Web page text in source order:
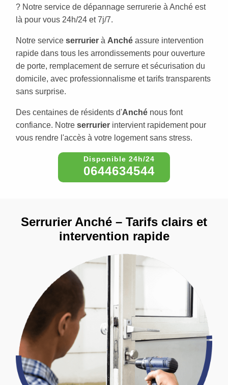
? Notre service de dépannage serrurerie à Anché est
là pour vous 24h/24 et 7j/7.
Notre service serrurier à Anché assure intervention
rapide dans tous les arrondissements pour ouverture
de porte, remplacement de serrure et sécurisation du
domicile, avec professionnalisme et tarifs transparents
sans surprise.
Des centaines de résidents d'Anché nous font
confiance. Notre serrurier intervient rapidement pour
vous rendre l'accès à votre logement sans stress.
0644634544
Serrurier Anché – Tarifs clairs et
intervention rapide